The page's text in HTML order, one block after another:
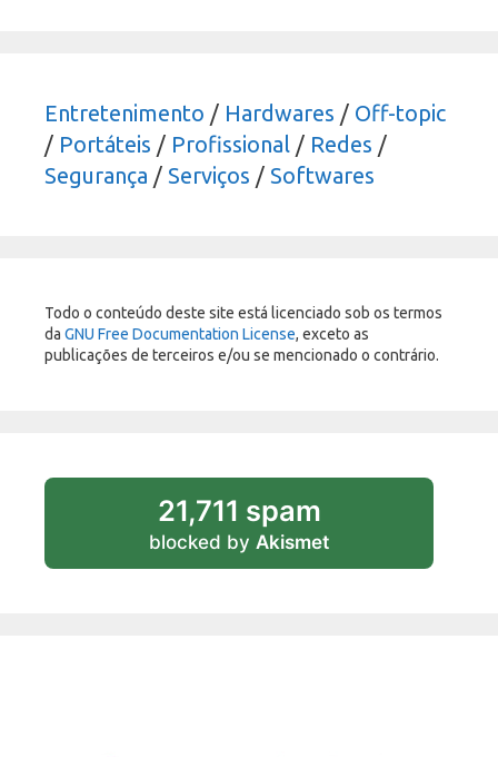
Entretenimento / Hardwares / Off-topic
/ Portáteis / Profissional / Redes /
Segurança / Serviços / Softwares
Todo o conteúdo deste site está licenciado sob os termos
da GNU Free Documentation License, exceto as
publicações de terceiros e/ou se mencionado o contrário.
21,711 spam
blocked by Akismet